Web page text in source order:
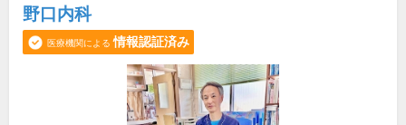
野口内科
医療機関による 情報認証済み